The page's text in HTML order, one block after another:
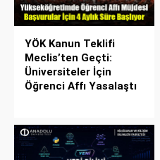
YÖK Kanun Teklifi
Meclis’ten Geçti:
Üniversiteler İçin
Öğrenci Affı Yasalaştı